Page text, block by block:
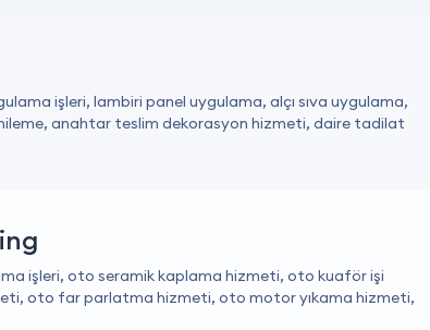
işleri, lambiri panel uygulama, alçı sıva uygulama,
anahtar teslim dekorasyon hizmeti, daire tadilat
işleri, oto seramik kaplama hizmeti, oto kuaför işi
oto far parlatma hizmeti, oto motor yıkama hizmeti,